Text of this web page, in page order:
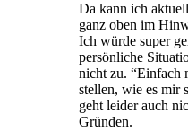
Da kann ich
ganz oben im
Ich würde super
persönliche
nicht zu. “Einfach
stellen, wie es mir
geht leider auch
Gründen.